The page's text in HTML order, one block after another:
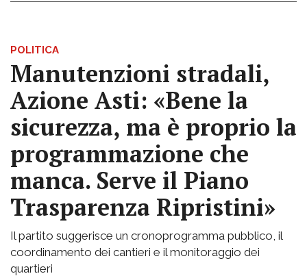
POLITICA
Manutenzioni stradali,
Azione Asti: «Bene la
sicurezza, ma è proprio la
programmazione che
manca. Serve il Piano
Trasparenza Ripristini»
Il partito suggerisce un cronoprogramma pubblico, il
coordinamento dei cantieri e il monitoraggio dei
quartieri